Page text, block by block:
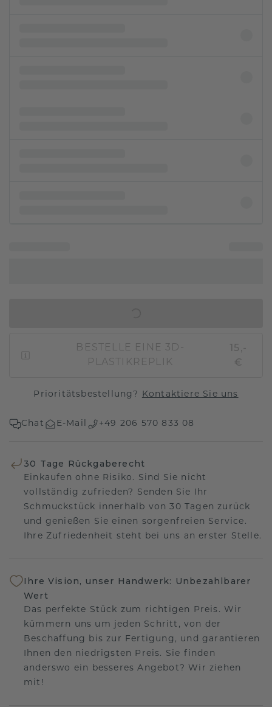
BESTELLE EINE 3D-
PLASTIKREPLIK
15,-
€
Prioritätsbestellung? Kontaktiere Sie uns
Chat E-Mail +49 206 570 833 08
30 Tage Rückgaberecht
Einkaufen ohne Risiko. Sind Sie nicht
vollständig zufrieden? Senden Sie Ihr
Schmuckstück innerhalb von 30 Tagen zurück
und genießen Sie einen sorgenfreien Service.
Ihre Zufriedenheit steht bei uns an erster Stelle.
Ihre Vision, unser Handwerk: Unbezahlbarer
Wert
Das perfekte Stück zum richtigen Preis. Wir
kümmern uns um jeden Schritt, von der
Beschaffung bis zur Fertigung, und garantieren
Ihnen den niedrigsten Preis. Sie finden
anderswo ein besseres Angebot? Wir ziehen
mit!